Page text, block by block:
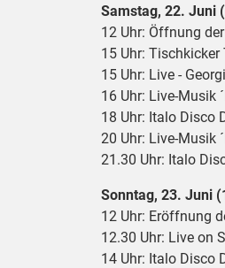
Samstag, 22. Juni
12 Uhr: Öffnung
15 Uhr: Tischkicker
15 Uhr: Live -
16 Uhr: Live-Musik
18 Uhr: Italo Disco
20 Uhr: Live-Musik
21.30 Uhr: Italo
Sonntag, 23. Juni
12 Uhr: Eröffnung
12.30 Uhr: Live on
14 Uhr: Italo Disco